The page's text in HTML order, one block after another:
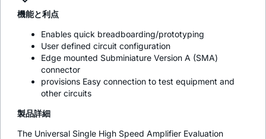
機能と利点
Enables quick breadboarding/prototyping
User defined circuit configuration
Edge mounted Subminiature Version A (SMA)
connector
provisions Easy connection to test equipment and
other circuits
製品詳細
The Universal Single High Speed Amplifier Evaluation